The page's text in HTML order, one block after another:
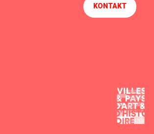
KONTAKT